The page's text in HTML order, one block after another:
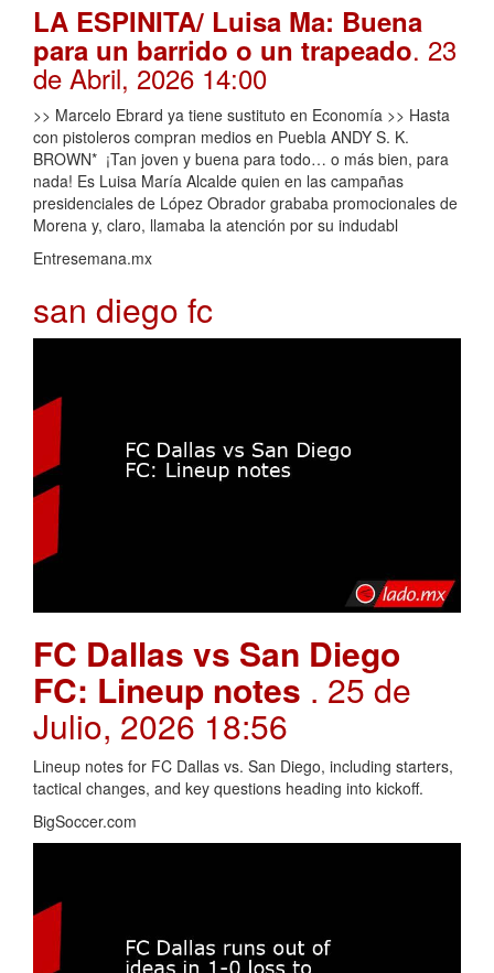
LA ESPINITA/ Luisa Ma: Buena
para un barrido o un trapeado. 23
de Abril, 2026 14:00
>> Marcelo Ebrard ya tiene sustituto en Economía >> Hasta
con pistoleros compran medios en Puebla ANDY S. K.
BROWN* ¡Tan joven y buena para todo… o más bien, para
nada! Es Luisa María Alcalde quien en las campañas
presidenciales de López Obrador grababa promocionales de
Morena y, claro, llamaba la atención por su indudabl
Entresemana.mx
san diego fc
FC Dallas vs San Diego
FC: Lineup notes . 25 de
Julio, 2026 18:56
Lineup notes for FC Dallas vs. San Diego, including starters,
tactical changes, and key questions heading into kickoff.
BigSoccer.com